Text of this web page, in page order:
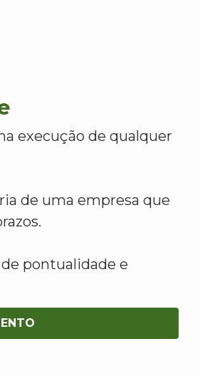
execução de qualquer
de uma empresa que
pontualidade e